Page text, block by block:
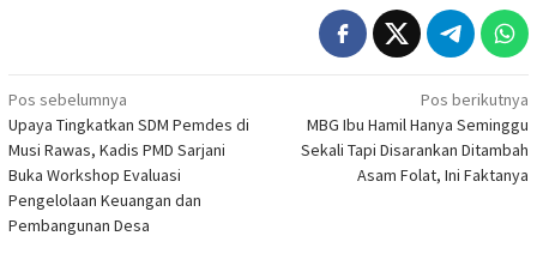
Navigasi
pos
Pos sebelumnya
Upaya Tingkatkan SDM Pemdes di
Musi Rawas, Kadis PMD Sarjani
Buka Workshop Evaluasi
Pengelolaan Keuangan dan
Pembangunan Desa
Pos berikutnya
MBG Ibu Hamil Hanya Seminggu
Sekali Tapi Disarankan Ditambah
Asam Folat, Ini Faktanya